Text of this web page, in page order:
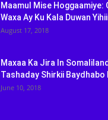
Maamul Mise Hoggaamiye:
Waxa Ay Ku Kala Duwan
August 17, 2018
Maxaa Ka Jira In
Tashaday Shirkii Baydhabo
June 10, 2018